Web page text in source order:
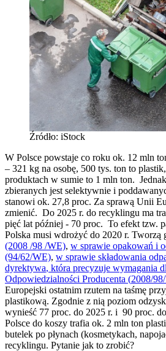
Źródło: iStock
W Polsce powstaje co roku ok. 12 mln
– 321 kg na osobę, 500 tys. ton to
produktach w sumie to 1 mln ton.
zbieranych jest selektywnie i
stanowi ok. 27,8 proc. Za sprawą Unii
zmienić. Do 2025 r. do recyklingu ma
pięć lat później - 70 proc. To efekt tzw.
Polska musi wdrożyć do 2020 r. Tworzą
(2008 /98 /WE), w sprawie opakowań i
(94/62/WE), w sprawie składowania
dyrektywa, która precyzuje wymagania
Odpowiedzialności Producenta (2008/
Europejski ostatnim rzutem na taśmę
plastikową. Zgodnie z nią poziom
wynieść 77 proc. do 2025 r. i 90 proc.
Polsce do koszy trafia ok. 2 mln ton
butelek po płynach (kosmetykach,
recyklingu. Pytanie jak to zrobić?